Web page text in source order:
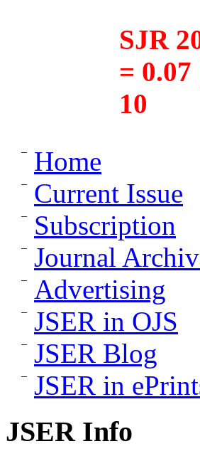
SJR
=
10
Home
Current Issue
Subscription
Journal
Advertising
JSER in OJS
JSER Blog
JSER in
JSER Info